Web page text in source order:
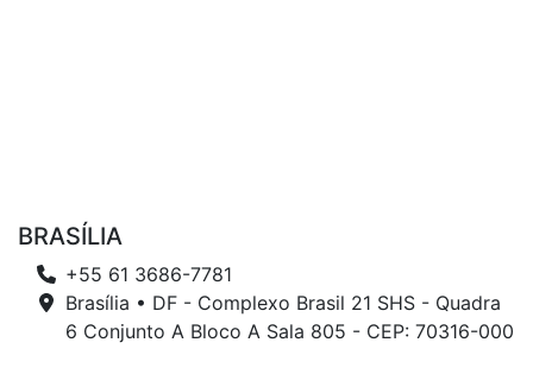
BRASÍLIA
+55 61 3686-7781
Brasília • DF - Complexo Brasil 21 SHS - Quadra
6 Conjunto A Bloco A Sala 805 - CEP: 70316-000